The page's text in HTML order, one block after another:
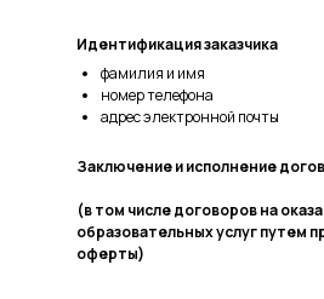
фамилия и имя
номер телефона
адрес электронной почты
Идентификация заказчика
Заключение и исполнение
(в том числе договоров на
образовательных услуг путем
оферты)